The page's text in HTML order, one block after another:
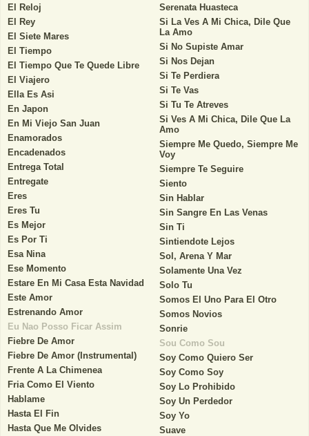
El Reloj
El Rey
El Siete Mares
El Tiempo
El Tiempo Que Te Quede Libre
El Viajero
Ella Es Asi
En Japon
En Mi Viejo San Juan
Enamorados
Encadenados
Entrega Total
Entregate
Eres
Eres Tu
Es Mejor
Es Por Ti
Esa Nina
Ese Momento
Estare En Mi Casa Esta Navidad
Este Amor
Estrenando Amor
Eu Nao Posso Ficar Assim
Fiebre De Amor
Fiebre De Amor (Instrumental)
Frente A La Chimenea
Fria Como El Viento
Hablame
Hasta El Fin
Hasta Que Me Olvides
Serenata Huasteca
Si La Ves A Mi Chica, Dile Que
La Amo
Si No Supiste Amar
Si Nos Dejan
Si Te Perdiera
Si Te Vas
Si Tu Te Atreves
Si Ves A Mi Chica, Dile Que La
Amo
Siempre Me Quedo, Siempre Me
Voy
Siempre Te Seguire
Siento
Sin Hablar
Sin Sangre En Las Venas
Sin Ti
Sintiendote Lejos
Sol, Arena Y Mar
Solamente Una Vez
Solo Tu
Somos El Uno Para El Otro
Somos Novios
Sonrie
Sou Como Sou
Soy Como Quiero Ser
Soy Como Soy
Soy Lo Prohibido
Soy Un Perdedor
Soy Yo
Suave